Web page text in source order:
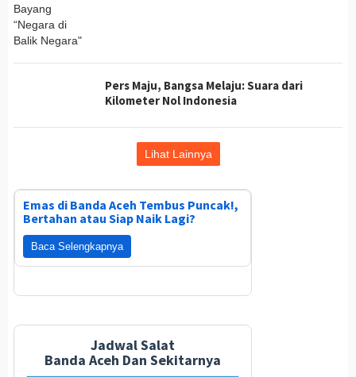
Pers Maju, Bangsa Melaju: Suara dari
Kilometer Nol Indonesia
Lihat Lainnya
Emas di Banda Aceh Tembus Puncak!,
Bertahan atau Siap Naik Lagi?
Baca Selengkapnya
Jadwal Salat
Banda Aceh Dan Sekitarnya